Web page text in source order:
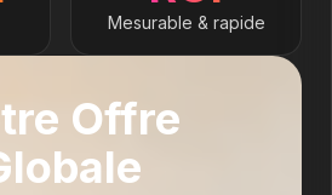
Mesurable & rapide
Offre